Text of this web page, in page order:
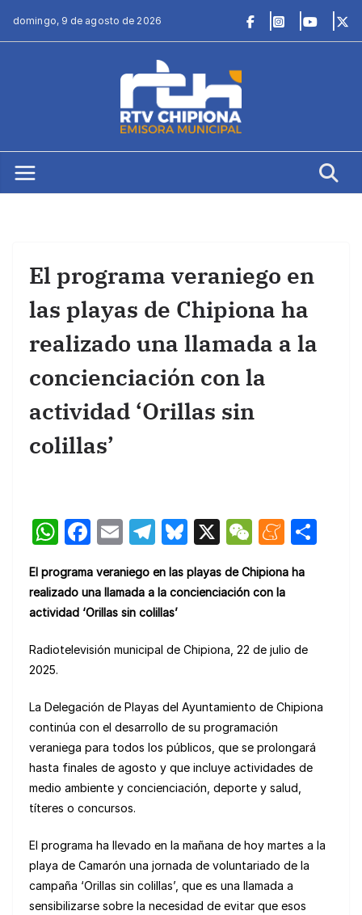
domingo, 9 de agosto de 2026
El programa veraniego en
las playas de Chipiona ha
realizado una llamada a la
concienciación con la
actividad ‘Orillas sin
colillas’
W
at
s
p
F
c
e
o
k
E
ail
T
e
gr
m
Bl
e
y
X
W
C
M
n
m
El programa veraniego en las playas de Chipiona ha
realizado una llamada a la concienciación con la
actividad ‘Orillas sin colillas’
Radiotelevisión municipal de Chipiona, 22 de julio de
2025.
La Delegación de Playas del Ayuntamiento de Chipiona
continúa con el desarrollo de su programación
veraniega para todos los públicos, que se prolongará
hasta finales de agosto y que incluye actividades de
medio ambiente y concienciación, deporte y salud,
títeres o concursos.
El programa ha llevado en la mañana de hoy martes a la
playa de Camarón una jornada de voluntariado de la
campaña ‘Orillas sin colillas’, que es una llamada a
sensibilizarse sobre la necesidad de evitar que esos